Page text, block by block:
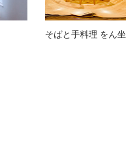
そばと手料理 をん坐